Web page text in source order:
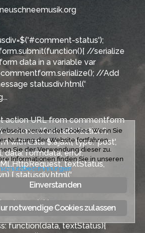
status');
//serialize
data in a variable var
//Add
statusdiv.html('
action URL from commentform
with data $.ajax({ type: 'post',
data: formdata, error:
textStatus,
{ statusdiv.html('
left one of the fields blank,
too quickly
function(data, textStatus){
verwendet Cookies. Wenn Sie
Nutzung der Website fortfahren,
Sie der Verwendung dieser zu.
Informationen finden Sie in unseren
Einverstanden
notwendige Cookies zulassen